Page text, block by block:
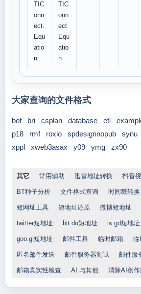
TIC
onn
ect.
Equ
atio
n
TIC
onn
ect
Equ
atio
n
大家查询的文件格式
bof bri csplan database etl
p18
rmf roxio spdesignnopub synu
xppl
xweb3asax y09 ymg zx90
其它 常用辅助 迅雷地址转换 抖音
BT种子分析 文件格式查询 时间戳转换
短网址工具 短地址还原 微博短地址
twitter短地址 bit.do短地址 is.gd短地址
goo.gl短地址 邮件工具 临时邮箱 临
匿名邮件发送 邮件服务器测试 邮件服
邮箱真实性检查 AI 与其他 清除AI创